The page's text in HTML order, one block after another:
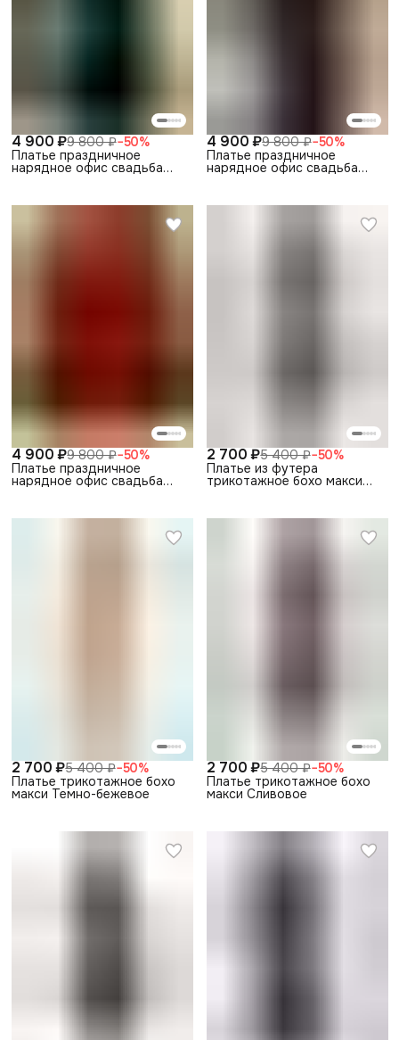
4 900 ₽9 800 ₽−50%
Платье праздничное
нарядное офис свадьба
4 900 ₽9 800 ₽−50%
Платье праздничное
нарядное офис свадьба
4 900 ₽9 800 ₽−50%
Платье праздничное
нарядное офис свадьба
2 700 ₽5 400 ₽−50%
Платье из футера
трикотажное бохо макси
2 700 ₽5 400 ₽−50%
Платье трикотажное бохо
макси Темно-бежевое
2 700 ₽5 400 ₽−50%
Платье трикотажное бохо
макси Сливовое